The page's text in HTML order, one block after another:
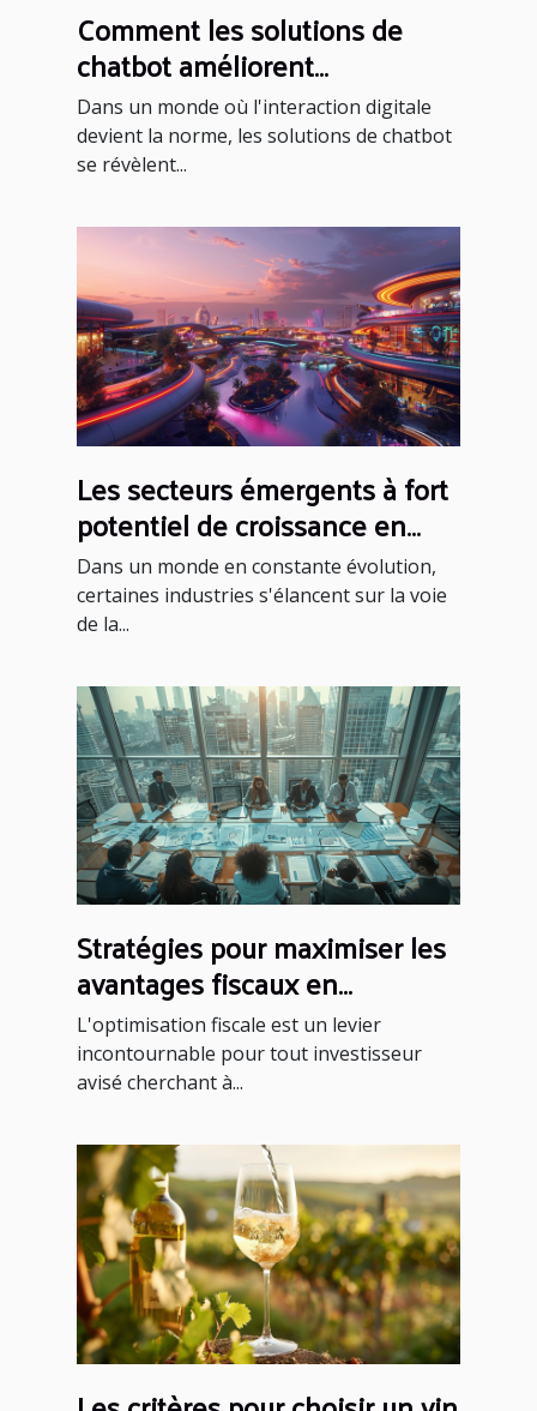
Comment les solutions de
chatbot améliorent
l'engagement client
Dans un monde où l'interaction digitale
devient la norme, les solutions de chatbot
se révèlent...
Les secteurs émergents à fort
potentiel de croissance en
2023
Dans un monde en constante évolution,
certaines industries s'élancent sur la voie
de la...
Stratégies pour maximiser les
avantages fiscaux en
investissement financier
L'optimisation fiscale est un levier
incontournable pour tout investisseur
avisé cherchant à...